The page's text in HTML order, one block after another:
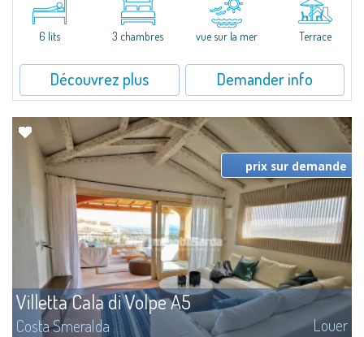
featuring a condo swimming pool and green areas, facing the renowned
Cala di Volpe.The Residence is surrounded by the Mediterranean maquis
and...6 lits 3 chambres vue sur la mer Terrace
Découvrez plus Demander info
Villetta Cala di Volpe A5
Costa Smeralda Louer
prix sur demande